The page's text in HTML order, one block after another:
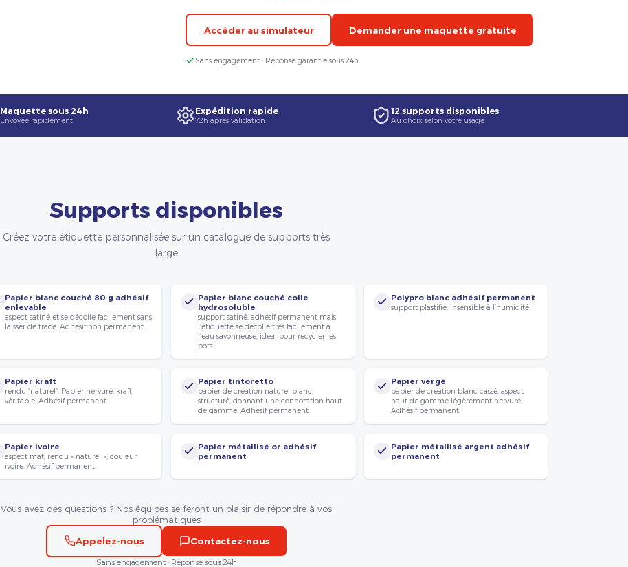
Accéder au simulateur Demander une maquette gratuite
Sans engagement · Réponse garantie sous 24h
Maquette sous 24h
Envoyée rapidement
Expédition rapide
72h après validation
12 supports disponibles
Au choix selon votre usage
Supports disponibles
Créez votre étiquette personnalisée sur un catalogue de supports très
large
Papier blanc couché 80 g adhésif
enlevable
aspect satiné et se décolle facilement sans
laisser de trace. Adhésif non permanent.
Papier blanc couché colle
hydrosoluble
support satiné, adhésif permanent mais
l’étiquette se décolle très facilement à
l’eau savonneuse, idéal pour recycler les
pots.
Polypro blanc adhésif permanent
support plastifié, insensible à l’humidité.
Papier kraft
rendu “naturel”. Papier nervuré, kraft
véritable. Adhésif permanent.
Papier tintoretto
papier de création naturel blanc,
structuré, donnant une connotation haut
de gamme. Adhésif permanent.
Papier vergé
papier de création blanc cassé, aspect
haut de gamme légèrement nervuré.
Adhésif permanent.
Papier ivoire
aspect mat, rendu « naturel », couleur
ivoire. Adhésif permanent.
Papier métallisé or adhésif
permanent
Papier métallisé argent adhésif
permanent
Vous avez des questions ? Nos équipes se feront un plaisir de répondre à vos
problématiques
Appelez-nous
Contactez-nous
Sans engagement · Réponse sous 24h